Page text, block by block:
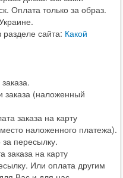
Оплата только за образ.
сайта: Какой
заказа (наложенный
заказа на карту
наложенного платежа).
пересылку.
заказа на карту
Или оплата другим